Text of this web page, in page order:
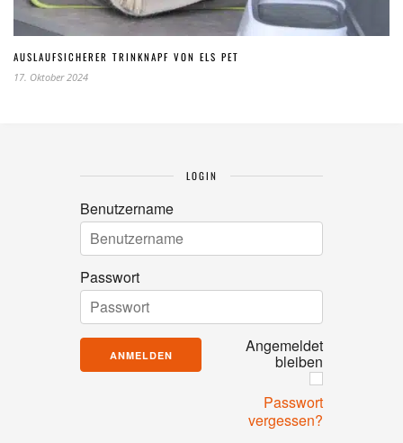
AUSLAUFSICHERER TRINKNAPF VON ELS PET
17. Oktober 2024
LOGIN
Benutzername
Passwort
Angemeldet
bleiben
Passwort
vergessen?